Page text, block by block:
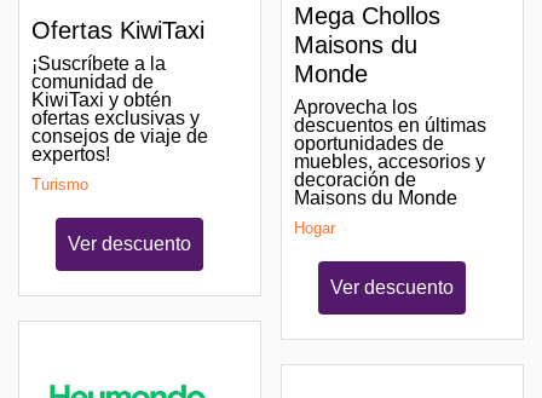
Ofertas KiwiTaxi
¡Suscríbete a la
comunidad de
KiwiTaxi y obtén
ofertas exclusivas y
consejos de viaje de
expertos!
Turismo
Ver descuento
Mega Chollos
Maisons du
Monde
Aprovecha los
descuentos en últimas
oportunidades de
muebles, accesorios y
decoración de
Maisons du Monde
Hogar
Ver descuento